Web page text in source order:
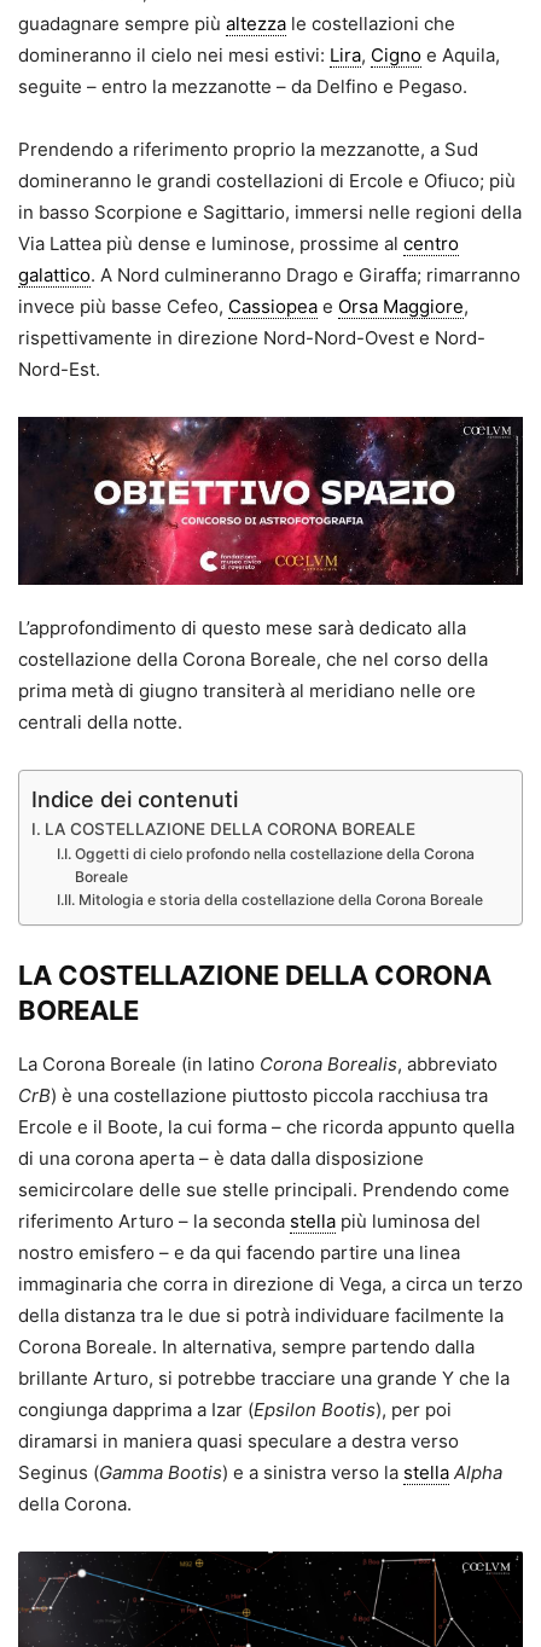
guadagnare sempre più altezza le costellazioni che
domineranno il cielo nei mesi estivi: Lira, Cigno e Aquila,
seguite – entro la mezzanotte – da Delfino e Pegaso.
Prendendo a riferimento proprio la mezzanotte, a Sud
domineranno le grandi costellazioni di Ercole e Ofiuco; più
in basso Scorpione e Sagittario, immersi nelle regioni della
Via Lattea più dense e luminose, prossime al centro
galattico. A Nord culmineranno Drago e Giraffa; rimarranno
invece più basse Cefeo, Cassiopea e Orsa Maggiore,
rispettivamente in direzione Nord-Nord-Ovest e Nord-
Nord-Est.
L’approfondimento di questo mese sarà dedicato alla
costellazione della Corona Boreale, che nel corso della
prima metà di giugno transiterà al meridiano nelle ore
centrali della notte.
Indice dei contenuti
LA COSTELLAZIONE DELLA CORONA BOREALE
Oggetti di cielo profondo nella costellazione della Corona
Boreale
Mitologia e storia della costellazione della Corona Boreale
LA COSTELLAZIONE DELLA CORONA
BOREALE
La Corona Boreale (in latino Corona Borealis, abbreviato
CrB) è una costellazione piuttosto piccola racchiusa tra
Ercole e il Boote, la cui forma – che ricorda appunto quella
di una corona aperta – è data dalla disposizione
semicircolare delle sue stelle principali. Prendendo come
riferimento Arturo – la seconda stella più luminosa del
nostro emisfero – e da qui facendo partire una linea
immaginaria che corra in direzione di Vega, a circa un terzo
della distanza tra le due si potrà individuare facilmente la
Corona Boreale. In alternativa, sempre partendo dalla
brillante Arturo, si potrebbe tracciare una grande Y che la
congiunga dapprima a Izar (Epsilon Bootis), per poi
diramarsi in maniera quasi speculare a destra verso
Seginus (Gamma Bootis) e a sinistra verso la stella Alpha
della Corona.